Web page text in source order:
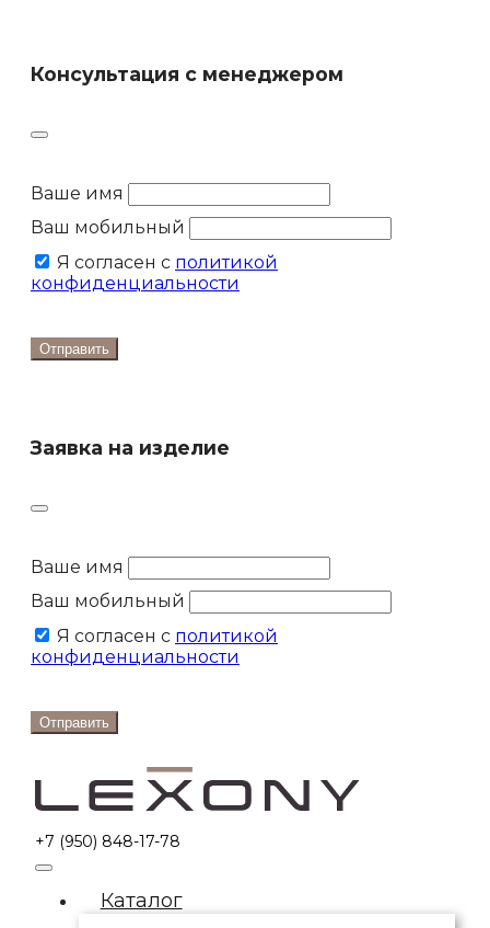
Консультация с менеджером
Ваше имя
Ваш мобильный
Я согласен с политикой
конфиденциальности
Отправить
Заявка на изделие
Ваше имя
Ваш мобильный
Я согласен с политикой
конфиденциальности
Отправить
+7 (950) 848-17-78
Каталог